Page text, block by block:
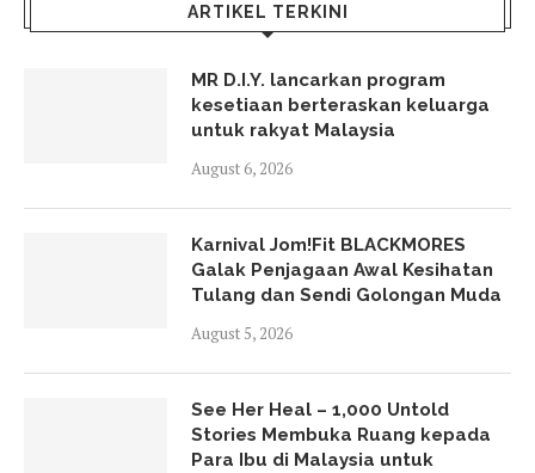
ARTIKEL TERKINI
MR D.I.Y. lancarkan program
kesetiaan berteraskan keluarga
untuk rakyat Malaysia
August 6, 2026
Karnival Jom!Fit BLACKMORES
Galak Penjagaan Awal Kesihatan
Tulang dan Sendi Golongan Muda
August 5, 2026
See Her Heal – 1,000 Untold
Stories Membuka Ruang kepada
Para Ibu di Malaysia untuk